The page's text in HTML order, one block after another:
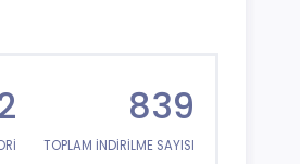
839
TOPLAM İNDİRİLME SAYISI